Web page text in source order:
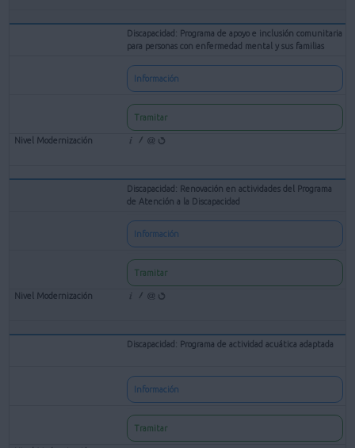
Discapacidad: Programa de apoyo e inclusión comunitaria
para personas con enfermedad mental y sus familias
Información
Tramitar
Discapacidad: Renovación en actividades del Programa
de Atención a la Discapacidad
Información
Tramitar
Discapacidad: Programa de actividad acuática adaptada
Información
Tramitar